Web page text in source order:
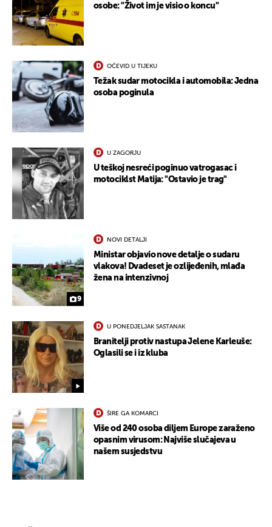
osobe: "Život im je visio o koncu"
OČEVID U TIJEKU
Težak sudar motocikla i automobila: Jedna
osoba poginula
U ZAGORJU
U teškoj nesreći poginuo vatrogasac i
motociklst Matija: "Ostavio je trag"
9
NOVI DETALJI
Ministar objavio nove detalje o sudaru
vlakova! Dvadeset je ozlijeđenih, mlađa
žena na intenzivnoj
U PONEDJELJAK SASTANAK
Branitelji protiv nastupa Jelene Karleuše:
Oglasili se i iz kluba
ŠIRE GA KOMARCI
Više od 240 osoba diljem Europe zaraženo
opasnim virusom: Najviše slučajeva u
našem susjedstvu
UKLJUČITE NOTIFIKACIJE